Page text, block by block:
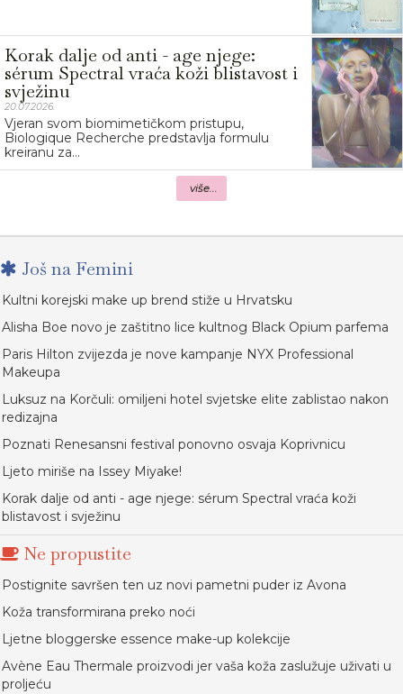
Korak dalje od anti - age njege:
sérum Spectral vraća koži blistavost i
svježinu
20.07.2026.
Vjeran svom biomimetičkom pristupu,
Biologique Recherche predstavlja formulu
kreiranu za...
više...
Još na Femini
Kultni korejski make up brend stiže u Hrvatsku
Alisha Boe novo je zaštitno lice kultnog Black Opium parfema
Paris Hilton zvijezda je nove kampanje NYX Professional
Makeupa
Luksuz na Korčuli: omiljeni hotel svjetske elite zablistao nakon
redizajna
Poznati Renesansni festival ponovno osvaja Koprivnicu
Ljeto miriše na Issey Miyake!
Korak dalje od anti - age njege: sérum Spectral vraća koži
blistavost i svježinu
Ne propustite
Postignite savršen ten uz novi pametni puder iz Avona
Koža transformirana preko noći
Ljetne bloggerske essence make-up kolekcije
Avène Eau Thermale proizvodi jer vaša koža zaslužuje uživati u
proljeću